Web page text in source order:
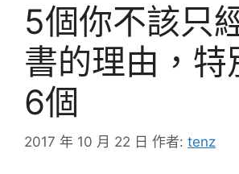
5個你不該只
書的理由，特
6個
2017 年 10 月 22 日 作者: tenz